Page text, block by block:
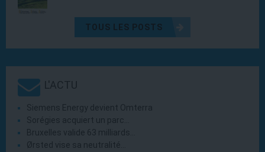
TOUS LES POSTS
L'ACTU
Siemens Energy devient Omterra
Sorégies acquiert un parc…
Bruxelles valide 63 milliards…
Ørsted vise sa neutralité…